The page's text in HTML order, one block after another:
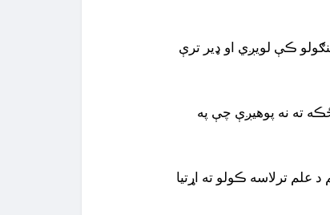
ڪې لویږي او ډیر ترې
ته نه پوهیږې چې په
علم ترلاسه ڪولو ته اړتیا